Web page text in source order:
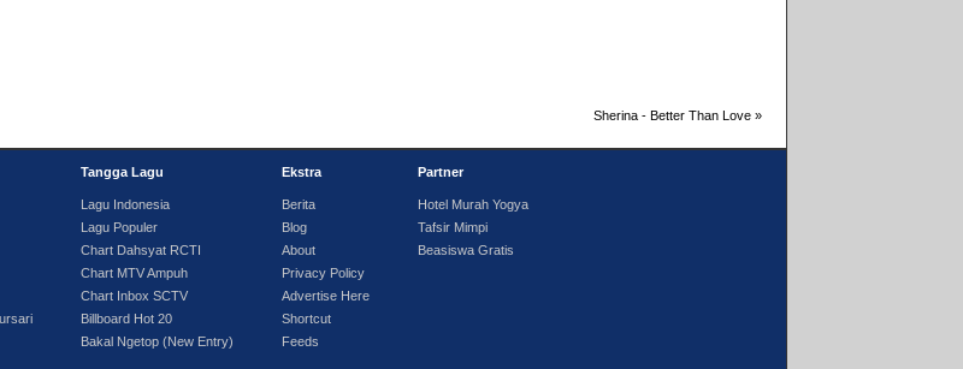
Sherina - Better Than Love »
Tangga Lagu
Lagu Indonesia
Lagu Populer
Chart Dahsyat RCTI
Chart MTV Ampuh
Chart Inbox SCTV
Billboard Hot 20
Bakal Ngetop (New Entry)
Ekstra
Berita
Blog
About
Privacy Policy
Advertise Here
Shortcut
Feeds
Partner
Hotel Murah Yogya
Tafsir Mimpi
Beasiswa Gratis